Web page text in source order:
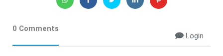
0 Comments
Login